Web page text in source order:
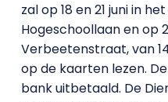
zal op 18 en 21 juni in
Hogeschoollaan en op
Verbeetenstraat, van
op de kaarten lezen.
bank uitbetaald. De